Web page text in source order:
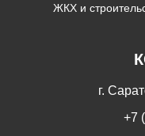
ЖКХ и
г.
+7